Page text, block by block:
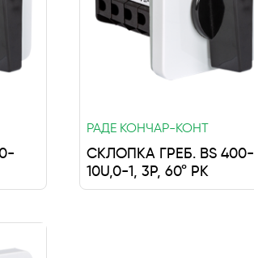
РАДЕ КОНЧАР-КОНТ
СКЛОПКА ГРЕБ. BS 400-
10U,0-1, 3P, 60° РК